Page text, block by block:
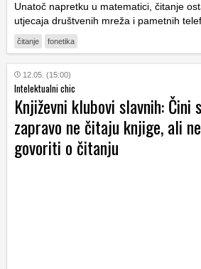
Unatoč napretku u matematici, čitanje
utjecaja društvenih mreža i pametnih
čitanje fonetika
12.05. (15:00)
Intelektualni chic
Književni klubovi slavnih: Čini
zapravo ne čitaju knjige, ali
govoriti o čitanju